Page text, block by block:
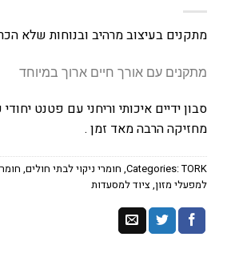
מתקנים בעיצוב מרהיב ובנוחות שלא
מתקנים עם אורך חיים ארוך במיוחד
סבון ידיים איכותי וריחני עם פטנט
מחזיקה הרבה מאד זמן .
Categories:TORK
, חומרי ניקוי לבתי חולים,
למפעלי מזון, ציוד למסעדות